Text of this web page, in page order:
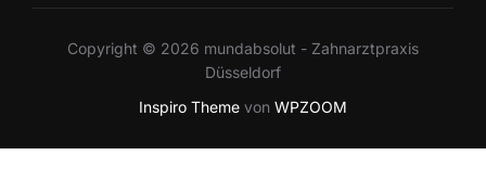
Copyright © 2026 mundabsolut - Zahnarztpraxis
Düsseldorf
Inspiro Theme von WPZOOM